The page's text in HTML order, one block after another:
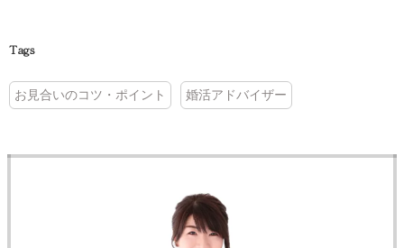
Tags
お見合いのコツ・ポイント 婚活アドバイザー